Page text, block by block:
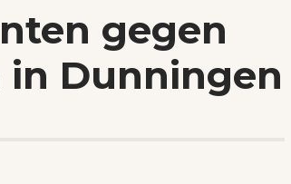
gegen
in Dunningen